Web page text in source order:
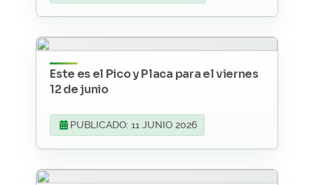
Este es el Pico y Placa para el viernes
12 de junio
PUBLICADO: 11 JUNIO 2026